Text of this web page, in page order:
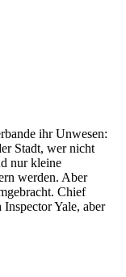
ihr Unwesen:
Stadt, wer nicht
nur kleine
werden. Aber
Chief
Yale, aber